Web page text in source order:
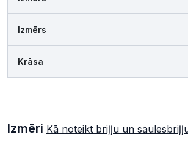
Izmērs
Krāsa
Izmēri Kā noteikt briļļu un